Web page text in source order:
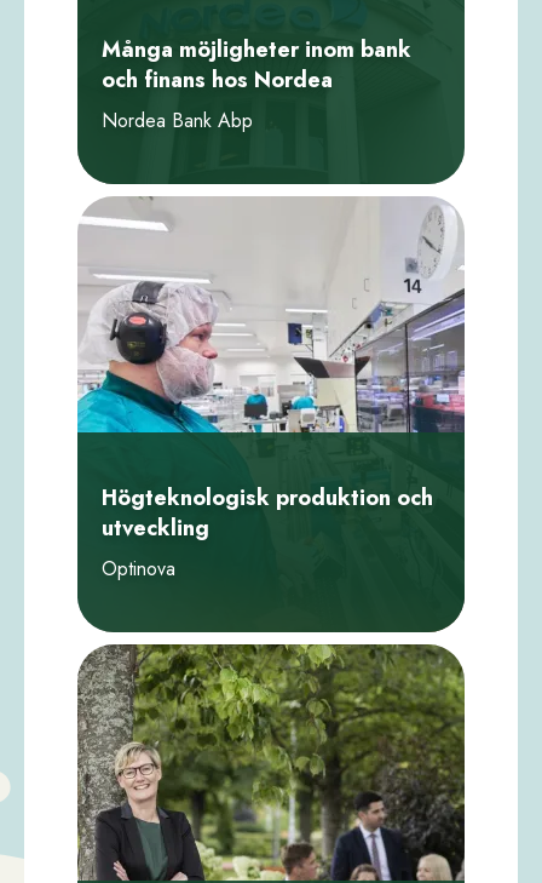
Många möjligheter inom bank
och finans hos Nordea
Nordea Bank Abp
Högteknologisk produktion och
utveckling
Optinova